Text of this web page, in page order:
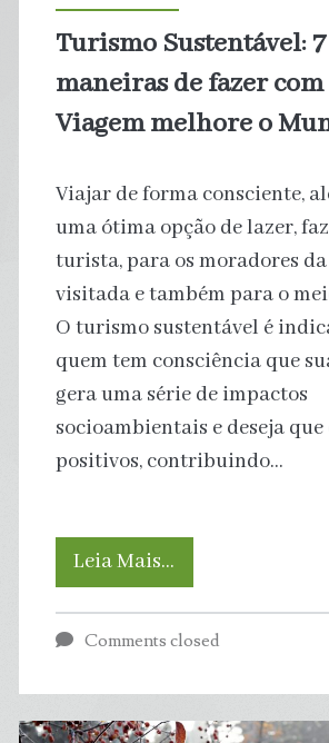
das
Turismo Sustentável: 7
maneiras de fazer com
Viagem melhore o
Viajar de forma consciente,
uma ótima opção de lazer,
turista, para os moradores
visitada e também para o
O turismo sustentável é
quem tem consciência que
gera uma série de impactos
socioambientais e deseja que
positivos, contribuindo…
Leia Mais…
Sustentável:
Comments closed